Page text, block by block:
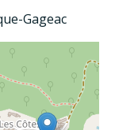
Gageac